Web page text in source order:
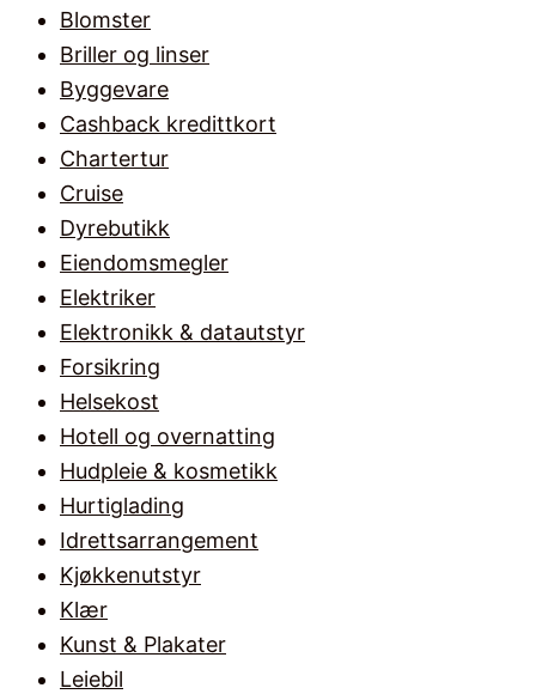
Blomster
Briller og linser
Byggevare
Cashback kredittkort
Chartertur
Cruise
Dyrebutikk
Eiendomsmegler
Elektriker
Elektronikk & datautstyr
Forsikring
Helsekost
Hotell og overnatting
Hudpleie & kosmetikk
Hurtiglading
Idrettsarrangement
Kjøkkenutstyr
Klær
Kunst & Plakater
Leiebil